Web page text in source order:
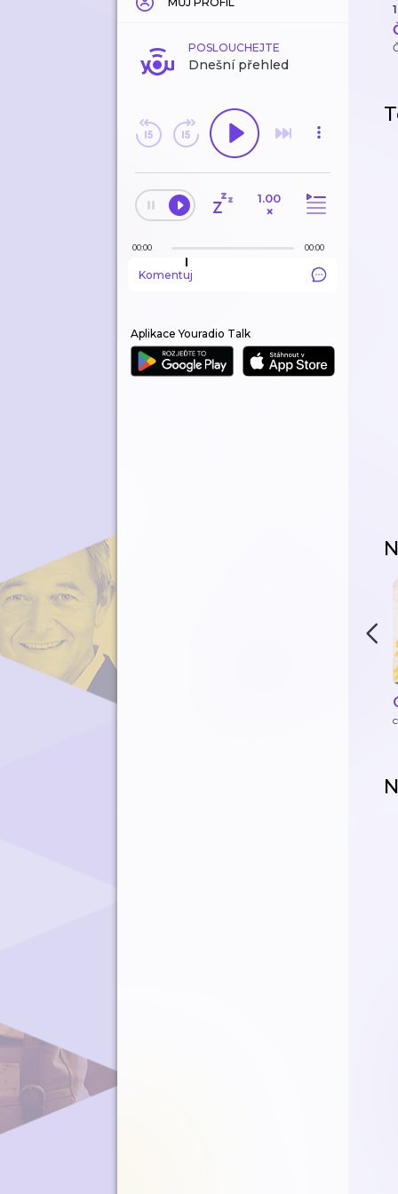
POSLOUCHEJTE
Dnešní přehled
1.00
×
00:00 00:00
Komentuj
Aplikace Youradio Talk